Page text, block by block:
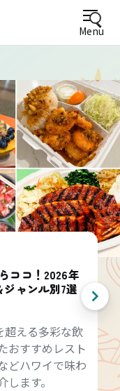
Menu
ココ！2026年
ャンル別7選
超える多彩な飲
おすすめレスト
どハワイで味わ
ます。